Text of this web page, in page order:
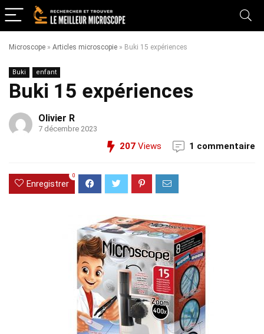
Microscope » Articles microscopie » Buki 15 expériences
Buki enfant
Buki 15 expériences
Olivier R
7 décembre 2023
207 Views 1 commentaire
Enregistrer
0